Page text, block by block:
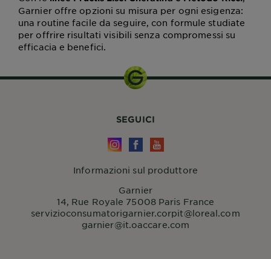
Garnier offre opzioni su misura per ogni esigenza:
una routine facile da seguire, con formule studiate
per offrire risultati visibili senza compromessi su
efficacia e benefici.
SEGUICI
Informazioni sul produttore
Garnier
14, Rue Royale 75008 Paris France
servizioconsumatorigarnier.corpit@loreal.com
garnier@it.oaccare.com